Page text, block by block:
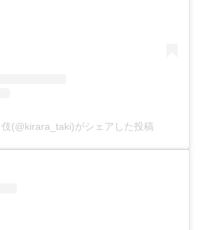
(@kirara_taki)がシェアした投稿